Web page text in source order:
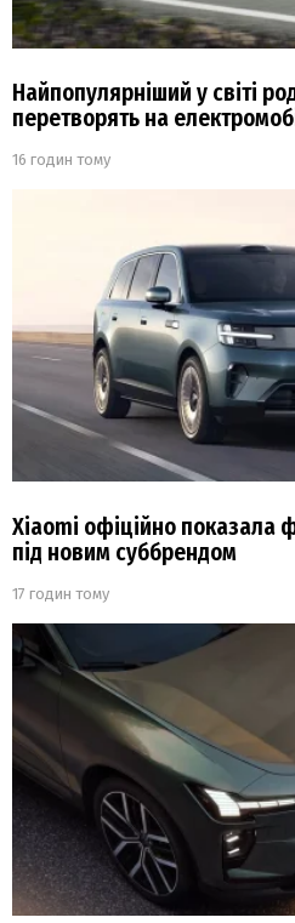
Найпопулярніший у світі
перетворять на
16 годин тому
Xiaomi офіційно показала
під новим суббрендом
17 годин тому